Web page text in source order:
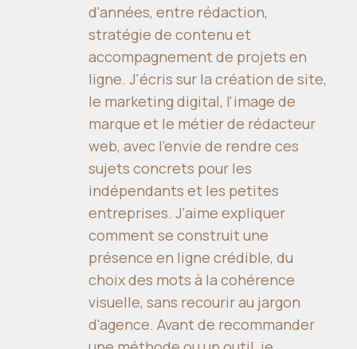
d'années, entre rédaction,
stratégie de contenu et
accompagnement de projets en
ligne. J'écris sur la création de site,
le marketing digital, l'image de
marque et le métier de rédacteur
web, avec l'envie de rendre ces
sujets concrets pour les
indépendants et les petites
entreprises. J'aime expliquer
comment se construit une
présence en ligne crédible, du
choix des mots à la cohérence
visuelle, sans recourir au jargon
d'agence. Avant de recommander